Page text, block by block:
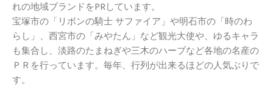
れの地域ブランドをPRしています。
宝塚市の「リボンの騎士 サファイア」や明石市の「時のわ
らし」、西宮市の「みやたん」など観光大使や、ゆるキャラ
も集合し、淡路のたまねぎや三木のハーブなど各地の名産の
ＰＲを行っています。毎年、行列が出来るほどの人気ぶりで
す。